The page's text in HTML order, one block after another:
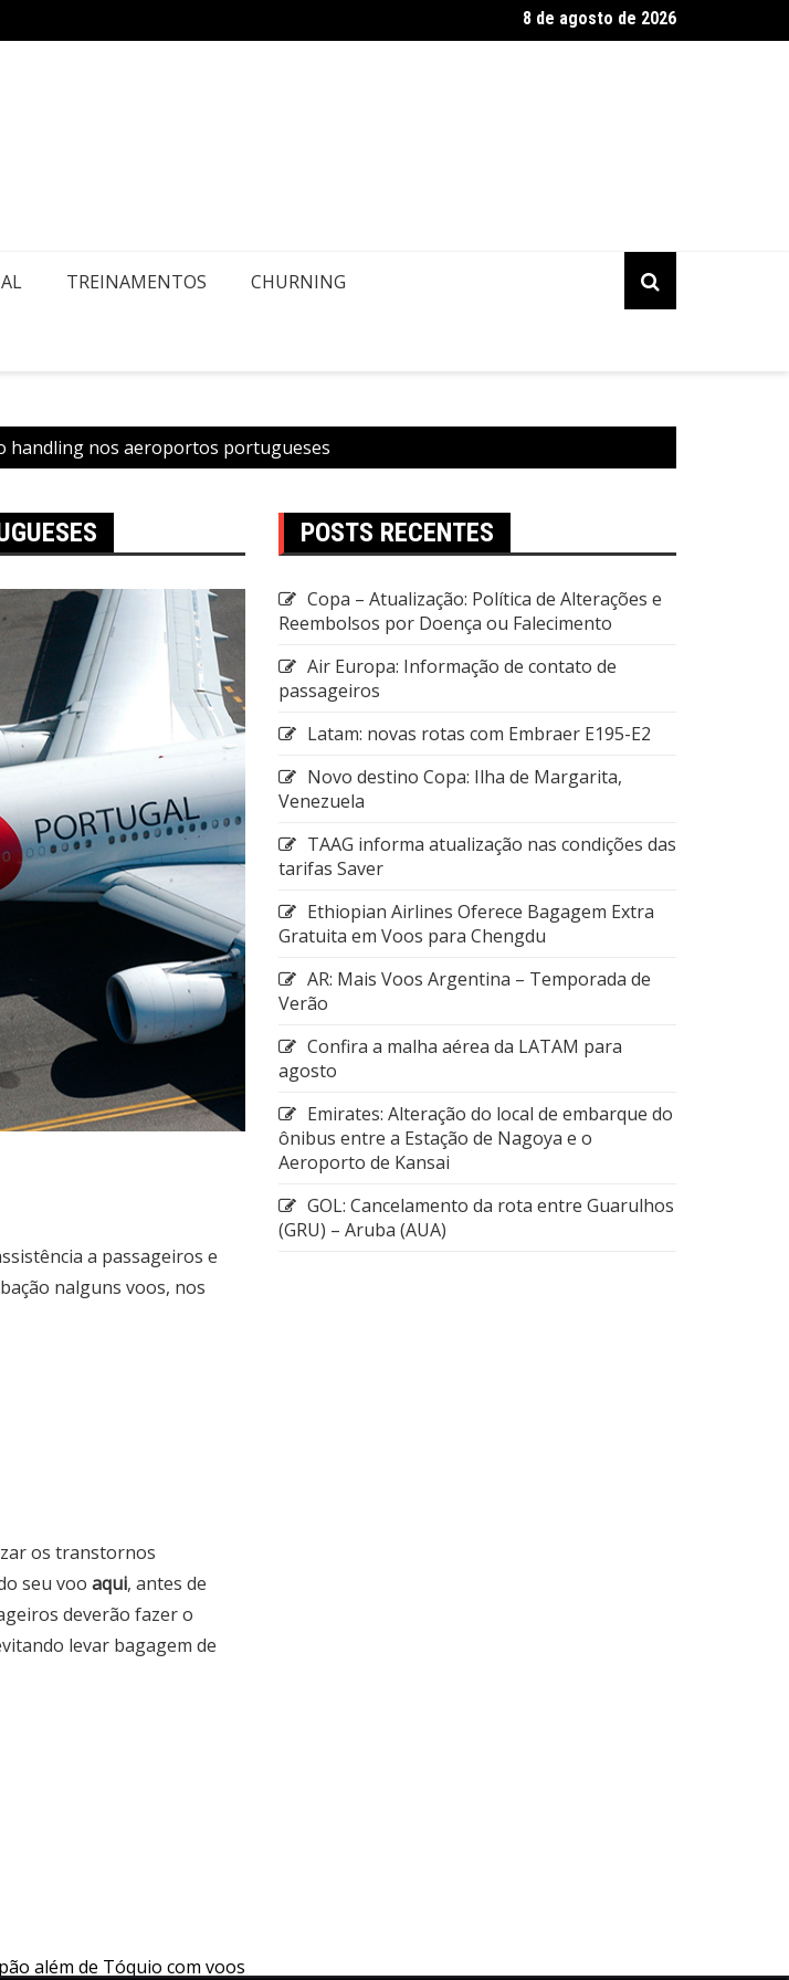
Copa – Atualização: Política de Alterações e Reembolsos por Doença
8 de agosto de 2026
TREINAMENTOS CHURNING
handling nos aeroportos portugueses
a passageiros e
nalguns voos, nos
os transtornos
seu voo aqui, antes de
deverão fazer o
levar bagagem de
além de Tóquio com voos
POSTS RECENTES
Copa – Atualização: Política de Alterações e
Reembolsos por Doença ou Falecimento
Air Europa: Informação de contato de
passageiros
Latam: novas rotas com Embraer E195-E2
Novo destino Copa: Ilha de Margarita,
Venezuela
TAAG informa atualização nas condições das
tarifas Saver
Ethiopian Airlines Oferece Bagagem Extra
Gratuita em Voos para Chengdu
AR: Mais Voos Argentina – Temporada de
Verão
Confira a malha aérea da LATAM para
agosto
Emirates: Alteração do local de embarque do
ônibus entre a Estação de Nagoya e o
Aeroporto de Kansai
GOL: Cancelamento da rota entre Guarulhos
(GRU) – Aruba (AUA)